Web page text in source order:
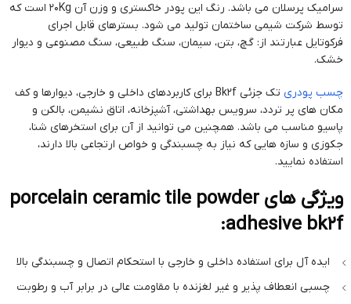
سرامیک پرسلان می باشد. رنگ این پودر خاکستری و وزن آن 20Kg است که
توسط شرکت شیمی ساختمان تولید می شود. بسترهای قابل اجرای
فرکوتایل عبارتند از: گچ، بتن، سیمان، سنگ طبیعی، سنگ مصنوعی و دیوار
خشک.
چسب پودری
تک جزئی Bk2f برای کاربردهای داخلی و خارجی، دیوارها و کف
مکان های پر تردد، سرویس بهداشتی، آشپزخانه، اتاق نشیمن، بالکن و
پاسیو مناسب می باشد. همچنین می توانید از آن برای استخرهای شنا،
جکوزی و سازه هایی که نیاز به چسبندگی و خواص ارتجاعی بالا دارند،
استفاده نمایید.
ویژگی های porcelain ceramic tile powder
adhesive bk2f:
ایده آل برای استفاده داخلی و خارجی با استحکام اتصال و چسبندگی بالا
چسبی انعطاف پذیر و غیر لغزنده با مقاومت عالی در برابر آب و رطوبت